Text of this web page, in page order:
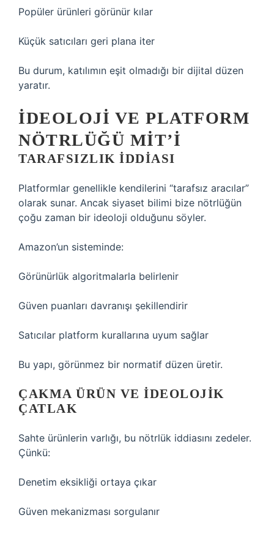
Popüler ürünleri görünür kılar
Küçük satıcıları geri plana iter
Bu durum, katılımın eşit olmadığı bir dijital düzen
yaratır.
İDEOLOJI VE PLATFORM
NÖTRLÜĞÜ MIT’I
TARAFSIZLIK İDDIASI
Platformlar genellikle kendilerini “tarafsız aracılar”
olarak sunar. Ancak siyaset bilimi bize nötrlüğün
çoğu zaman bir ideoloji olduğunu söyler.
Amazon’un sisteminde:
Görünürlük algoritmalarla belirlenir
Güven puanları davranışı şekillendirir
Satıcılar platform kurallarına uyum sağlar
Bu yapı, görünmez bir normatif düzen üretir.
ÇAKMA ÜRÜN VE İDEOLOJIK
ÇATLAK
Sahte ürünlerin varlığı, bu nötrlük iddiasını zedeler.
Çünkü:
Denetim eksikliği ortaya çıkar
Güven mekanizması sorgulanır